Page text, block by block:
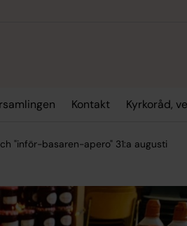
Kontakt Kyrkoråd,
"inför-basaren-apero" 31:a augusti